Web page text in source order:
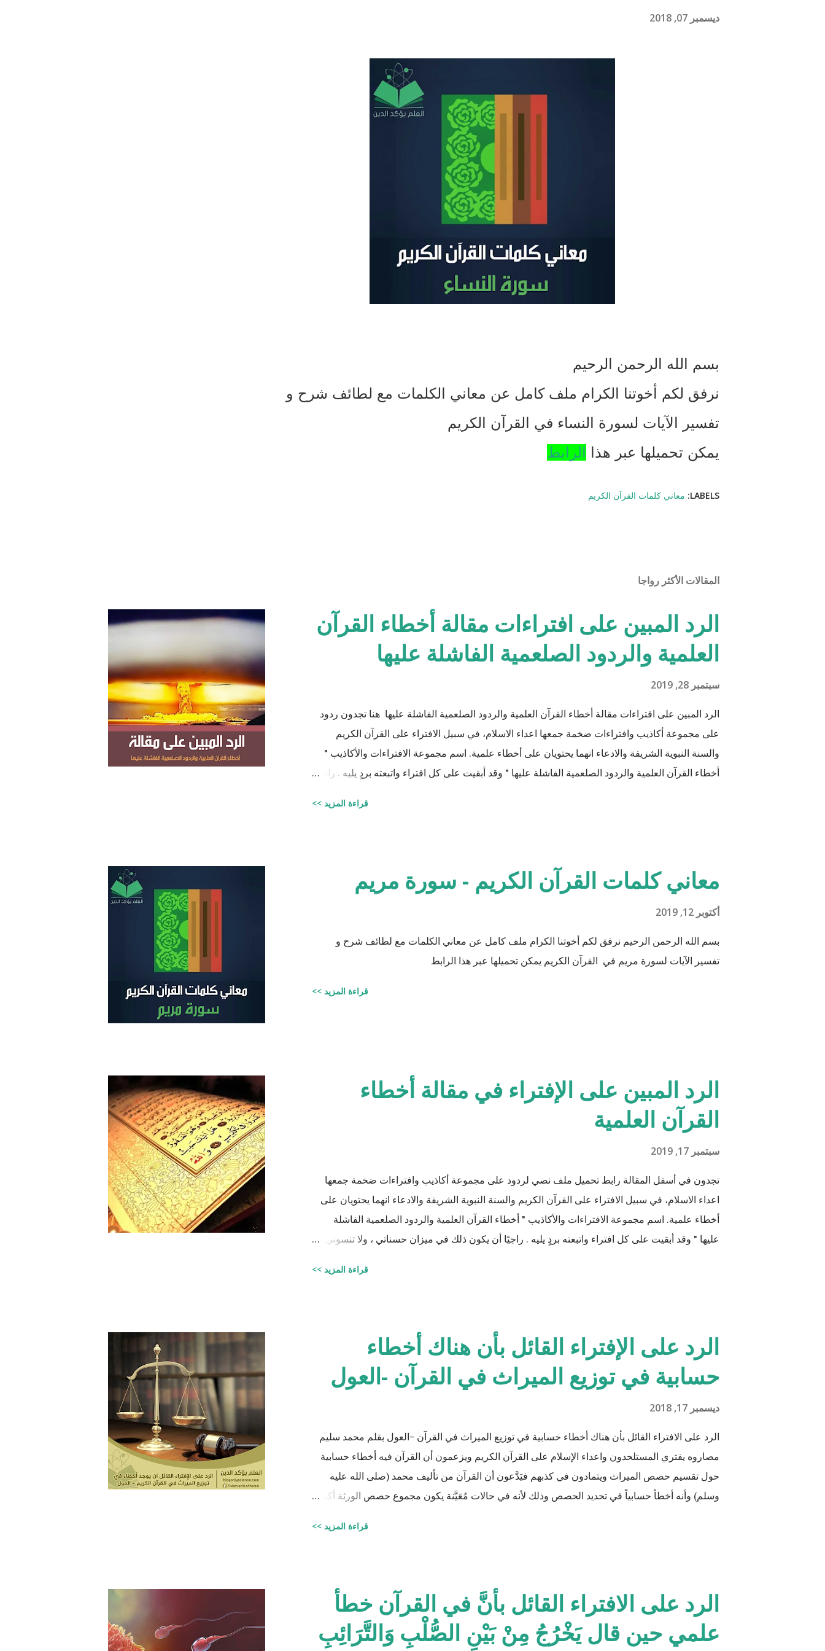
ديسمبر 07, 2018
بسم الله الرحمن الرحيم
نرفق لكم أخوتنا الكرام ملف كامل عن معاني الكلمات مع لطائف شرح و
تفسير الآيات لسورة النساء في القرآن الكريم
يمكن تحميلها عبر هذا
الرابط
LABELS: معاني كلمات القرآن الكريم
المقالات الأكثر رواجا
الرد المبين على افتراءات مقالة أخطاء القرآن
العلمية والردود الصلعمية الفاشلة عليها
سبتمبر 28, 2019
الرد المبين على افتراءات مقالة أخطاء القرآن العلمية والردود الصلعمية الفاشلة عليها هنا تجدون ردود
على مجموعة أكاذيب وافتراءات ضخمة جمعها اعداء الاسلام، في سبيل الافتراء على القرآن الكريم
والسنة النبوية الشريفة والادعاء انهما يحتويان على أخطاء علمية. اسم مجموعة الافتراءات والأكاذيب "
أخطاء القرآن العلمية والردود الصلعمية الفاشلة عليها " وقد أبقيت على كل افتراء واتبعته بردٍ يليه . راجيًا
قراءة المزيد >>
معاني كلمات القرآن الكريم - سورة مريم
أكتوبر 12, 2019
بسم الله الرحمن الرحيم نرفق لكم أخوتنا الكرام ملف كامل عن معاني الكلمات مع لطائف شرح و
تفسير الآيات لسورة مريم في القرآن الكريم يمكن تحميلها عبر هذا الرابط
قراءة المزيد >>
الرد المبين على الإفتراء في مقالة أخطاء
القرآن العلمية
سبتمبر 17, 2019
تجدون في أسفل المقالة رابط تحميل ملف نصي لردود على مجموعة أكاذيب وافتراءات ضخمة جمعها
اعداء الاسلام، في سبيل الافتراء على القرآن الكريم والسنة النبوية الشريفة والادعاء انهما يحتويان على
أخطاء علمية. اسم مجموعة الافتراءات والأكاذيب " أخطاء القرآن العلمية والردود الصلعمية الفاشلة
عليها " وقد أبقيت على كل افتراء واتبعته بردٍ يليه . راجيًا أن يكون ذلك في ميزان حسناتي ، ولا تنسوني
قراءة المزيد >>
الرد على الإفتراء القائل بأن هناك أخطاء
حسابية في توزيع الميراث في القرآن -العول
ديسمبر 17, 2018
الرد على الافتراء القائل بأن هناك أخطاء حسابية في توزيع الميراث في القرآن -العول بقلم محمد سليم
مصاروه يفتري المستلحدون واعداء الإسلام على القرآن الكريم ويزعمون أن القرآن فيه أخطاء حسابية
حول تقسيم حصص الميراث ويتمادون في كذبهم فيَدَّعون أن القرآن من تأليف محمد (صلى الله عليه
وسلم) وأنه أخطأ حسابياً في تحديد الحصص وذلك لأنه في حالات مُعَيَّنة يكون مجموع حصص الورثة أكثر
مدعو إلى أن يحاول أن يكتب شيئًا مثل القرآن الكريم وليقدم لنا إبداعاته! على كل حال، حدَّدت آيات
الوقت مثل (أخ، أخت، عّم، جد حفيد وكذا) وبطبيعة الحال ليس من المعقول افتراض تفصيل آيات القرآن
الكريم لكل الحالات التي فيها تراكيب مختلفة من الوارثين، وإلِّا لصار القرآن مُجَلَّدات من الحسابات
والمعادلات الرياضية وعندها سيكون سُمْكُه...
قراءة المزيد >>
الرد على الافتراء القائل بأنَّ في القرآن خطأ
علمي حين قال يَخْرُجُ مِنْ بَيْنِ الصُّلْبِ وَالتَّرَائِبِ